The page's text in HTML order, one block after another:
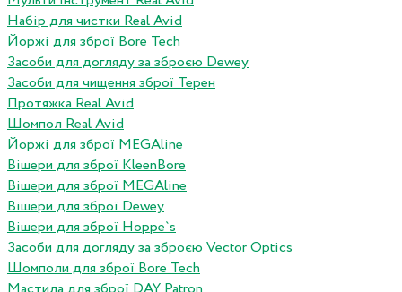
Набір для чистки Real Avid
Йоржі для зброї Bore Tech
Засоби для догляду за зброєю Dewey
Засоби для чищення зброї Терен
Протяжка Real Avid
Шомпол Real Avid
Йоржі для зброї MEGAline
Вішери для зброї KleenBore
Вішери для зброї MEGAline
Вішери для зброї Dewey
Вішери для зброї Hoppe`s
Засоби для догляду за зброєю Vector Optics
Шомполи для зброї Bore Tech